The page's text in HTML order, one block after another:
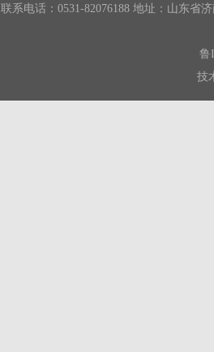
联系电话：0531-82076188 地址：山东省
鲁
技